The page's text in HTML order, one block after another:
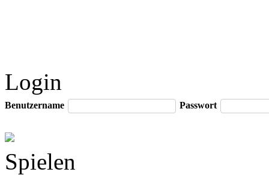
Login
Benutzername Passwort
Spielen